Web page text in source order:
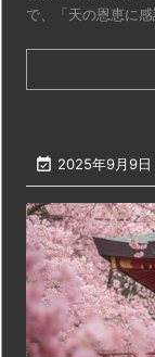
で、「天の恩恵に
 2025年9月9日